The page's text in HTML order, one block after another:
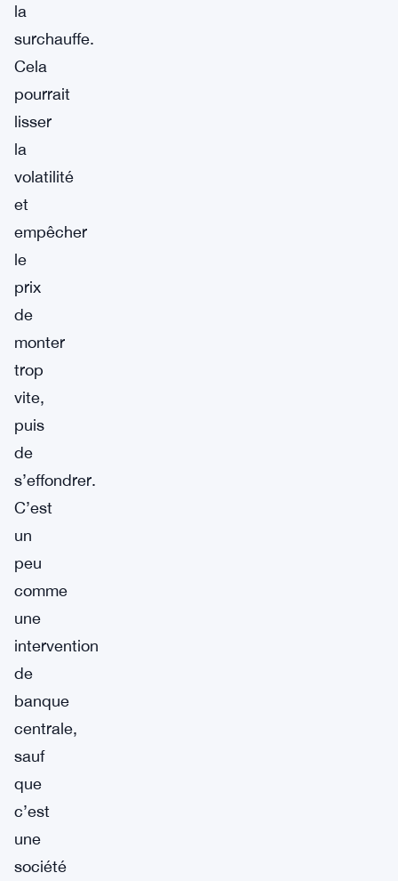
la
surchauffe.
Cela
pourrait
lisser
la
volatilité
et
empêcher
le
prix
de
monter
trop
vite,
puis
de
s’effondrer.
C’est
un
peu
comme
une
intervention
de
banque
centrale,
sauf
que
c’est
une
société